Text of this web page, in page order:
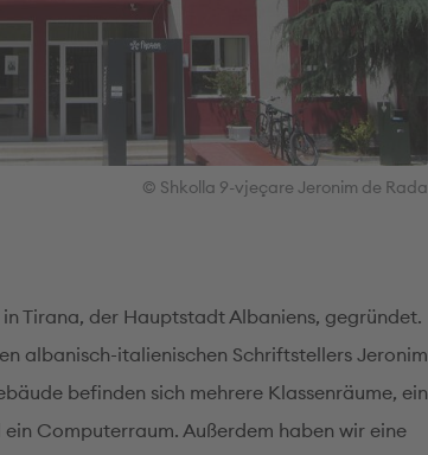
© Shkolla 9-vjeçare Jeronim de Rada
in Tirana, der Hauptstadt Albaniens, gegründet.
albanisch-italienischen Schriftstellers Jeronim
befinden sich mehrere Klassenräume, ein
Computerraum. Außerdem haben wir eine